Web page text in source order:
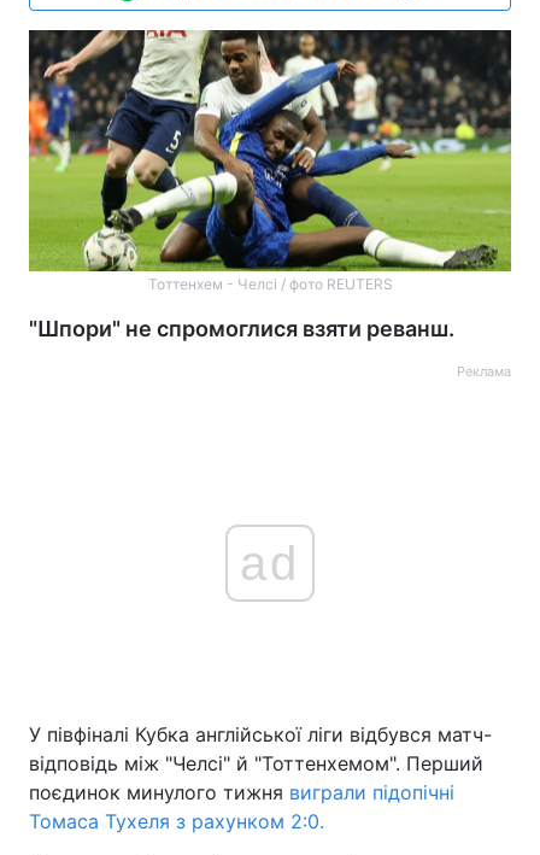
Тоттенхем - Челсі / фото REUTERS
"Шпори" не спромоглися взяти реванш.
Реклама
ad
У півфіналі Кубка англійської ліги відбувся матч-
відповідь між "Челсі" й "Тоттенхемом". Перший
поєдинок минулого тижня виграли підопічні
Томаса Тухеля з рахунком 2:0.